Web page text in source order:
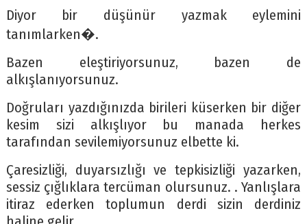
Diyor bir düşünür yazmak eylemini
tanımlarken�.
Bazen eleştiriyorsunuz, bazen de
alkışlanıyorsunuz.
Doğruları yazdığınızda birileri küserken bir diğer
kesim sizi alkışlıyor bu manada herkes
tarafından sevilemiyorsunuz elbette ki.
Çaresizliği, duyarsızlığı ve tepkisizliği yazarken,
sessiz çığlıklara tercüman olursunuz. . Yanlışlara
itiraz ederken toplumun derdi sizin derdiniz